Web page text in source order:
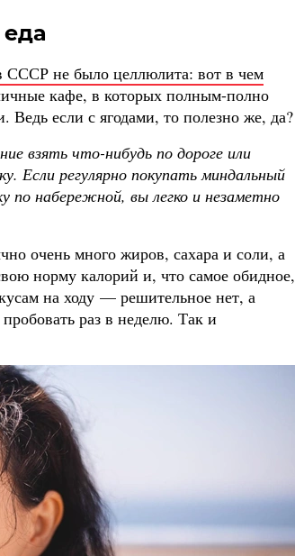
СССР не было целлюлита: вот в чем
кафе, в которых полным-полно
Ведь если с ягодами, то полезно же, да?
взять что-нибудь по дороге или
Если регулярно покупать миндальный
по набережной, вы легко и незаметно
очень много жиров, сахара и соли, а
норму калорий и, что самое обидное,
на ходу — решительное нет, а
раз в неделю. Так и